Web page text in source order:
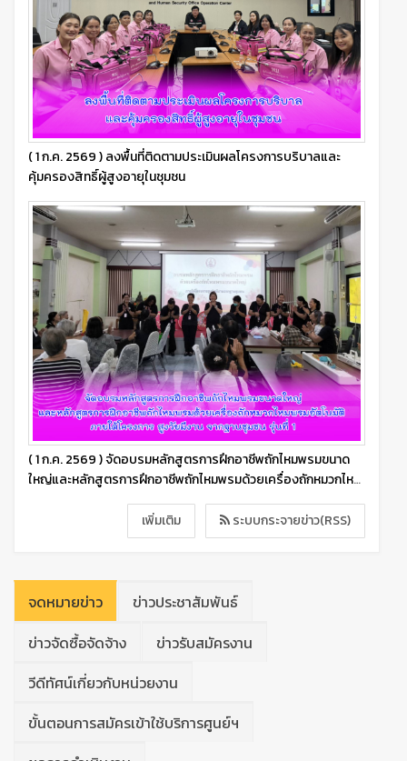
( 1 ก.ค. 2569 ) ลงพื้นที่ติดตามประเมินผลโครงการบริบาลและ
คุ้มครองสิทธิ์ผู้สูงอายุในชุมชน
( 1 ก.ค. 2569 ) จัดอบรมหลักสูตรการฝึกอาชีพถักไหมพรมขนาด
ใหญ่และหลักสูตรการฝึกอาชีพถักไหมพรมด้วยเครื่องถักหมวกไหม
พรมอัตโนมัติ ภายใต้โครงการ สูงวัยมีงาน จากฐานชุมชน รุ่น
เพิ่มเติม
ระบบกระจายข่าว(RSS)
จดหมายข่าว
ข่าวประชาสัมพันธ์
ข่าวจัดซื้อจัดจ้าง
ข่าวรับสมัครงาน
วีดีทัศน์เกี่ยวกับหน่วยงาน
ขั้นตอนการสมัครเข้าใช้บริการศูนย์ฯ